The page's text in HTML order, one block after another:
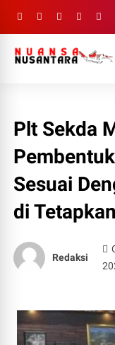
Plt Sekda
Sesuai
di Tetapkan
Redaksi